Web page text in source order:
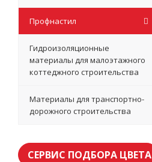
Профнастил
Гидроизоляционные
материалы для малоэтажного
коттеджного строительства
Материалы для транспортно-
дорожного строительства
СЕРВИС ПОДБОРА ЦВЕТА